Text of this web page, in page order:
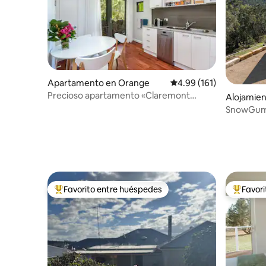
Apartamento en Orange Calificación promedio:
4.99 (161)
Precioso apartamento «Claremont
Favorito entre huéspedes preferido
Favorito entre huéspedes